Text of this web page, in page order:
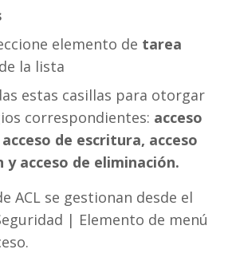
elemento de tarea
de la lista
estas casillas para otorgar
correspondientes: acceso
de escritura, acceso
y acceso de eliminación.
ACL se gestionan desde el
| Elemento de menú